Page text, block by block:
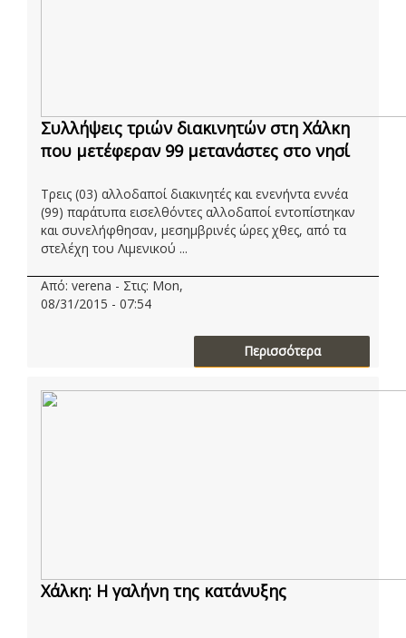
Συλλήψεις τριών διακινητών στη Χάλκη
που μετέφεραν 99 μετανάστες στο νησί
Τρεις (03) αλλοδαποί διακινητές και ενενήντα εννέα
(99) παράτυπα εισελθόντες αλλοδαποί εντοπίστηκαν
και συνελήφθησαν, μεσημβρινές ώρες χθες, από τα
στελέχη του Λιμενικού ...
Από: verena - Στις: Mon,
08/31/2015 - 07:54
Περισσότερα
Χάλκη: Η γαλήνη της κατάνυξης